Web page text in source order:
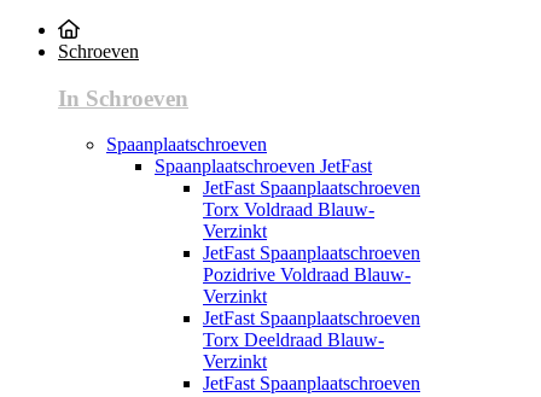
Schroeven
In Schroeven
Spaanplaatschroeven
Spaanplaatschroeven JetFast
JetFast Spaanplaatschroeven
Torx Voldraad Blauw-
Verzinkt
JetFast Spaanplaatschroeven
Pozidrive Voldraad Blauw-
Verzinkt
JetFast Spaanplaatschroeven
Torx Deeldraad Blauw-
Verzinkt
JetFast Spaanplaatschroeven